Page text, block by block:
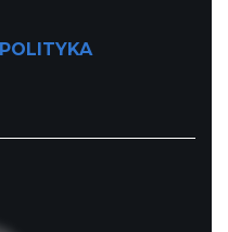
POLITYKA